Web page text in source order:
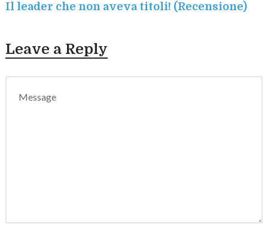
Il leader che non aveva titoli! (Recensione)
Leave a Reply